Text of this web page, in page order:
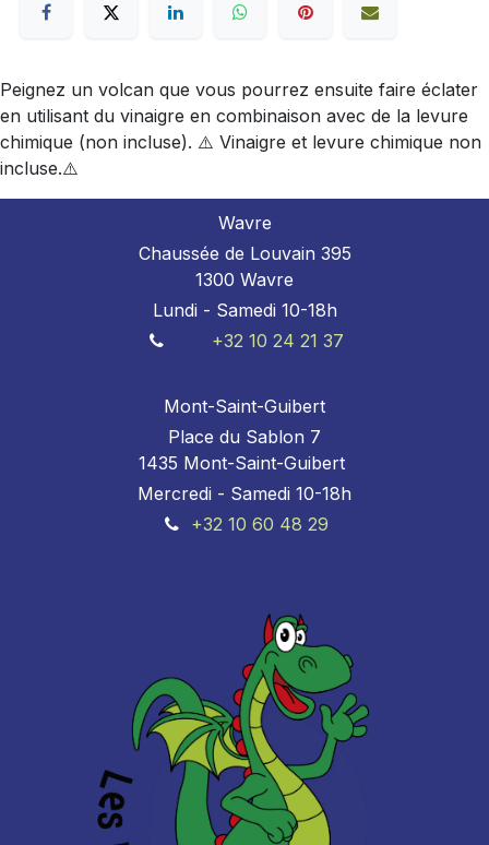
Peignez un volcan que vous pourrez ensuite faire éclater
en utilisant du vinaigre en combinaison avec de la levure
chimique (non incluse). ⚠️ Vinaigre et levure chimique non
incluse.⚠️
Wavre
Chaussée de Louvain 395
1300 Wavre
Lundi - Samedi 10-18h
+32 10 24 21 37
Mont-Saint-Guibert
Place du Sablon 7
1435 Mont-Saint-Guibert
Mercredi - Samedi 10-18h
+32 10 60 48 29